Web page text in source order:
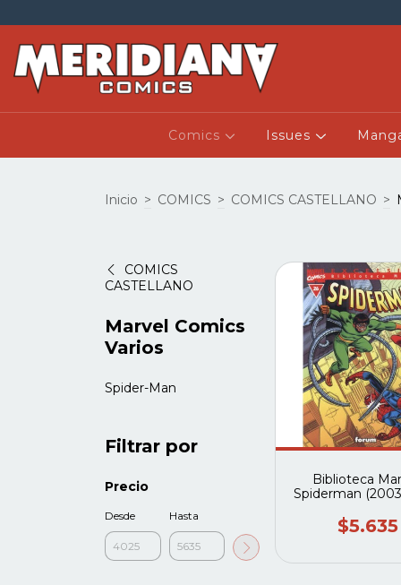
Comics Issues
Inicio > COMICS > COMICS CASTELLANO >
COMICS
CASTELLANO
Marvel Comics
Varios
Spider-Man
Filtrar por
Precio
Desde Hasta
Biblioteca
Spiderman
$5.635